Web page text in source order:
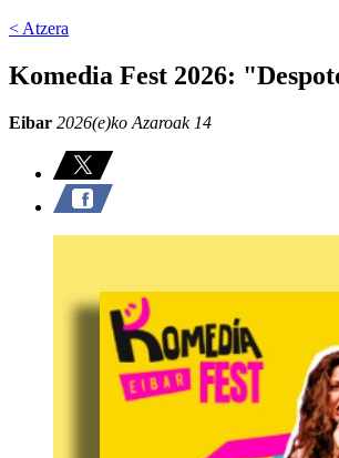
< Atzera
Komedia Fest 2026:
Eibar 2026(e)ko Azaroak 14